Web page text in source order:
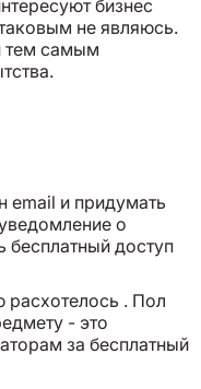
бизнес
не являюсь.
тем самым
email и придумать
о
бесплатный доступ
расхотелось . Пол
- это
за бесплатный